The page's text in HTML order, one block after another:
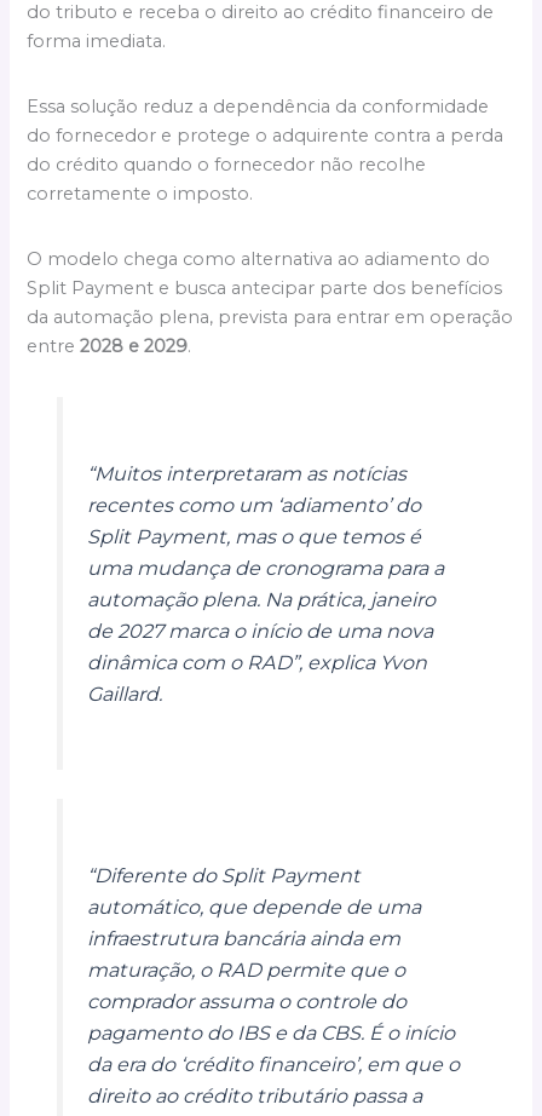
do tributo e receba o direito ao crédito financeiro de
forma imediata.
Essa solução reduz a dependência da conformidade
do fornecedor e protege o adquirente contra a perda
do crédito quando o fornecedor não recolhe
corretamente o imposto.
O modelo chega como alternativa ao adiamento do
Split Payment e busca antecipar parte dos benefícios
da automação plena, prevista para entrar em operação
entre2028 e 2029.
“Muitos interpretaram as notícias
recentes como um ‘adiamento’ do
Split Payment, mas o que temos é
uma mudança de cronograma para a
automação plena. Na prática, janeiro
de 2027 marca o início de uma nova
dinâmica com o RAD”, explica Yvon
Gaillard.
“Diferente do Split Payment
automático, que depende de uma
infraestrutura bancária ainda em
maturação, o RAD permite que o
comprador assuma o controle do
pagamento do IBS e da CBS. É o início
da era do ‘crédito financeiro’, em que o
direito ao crédito tributário passa a